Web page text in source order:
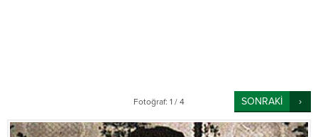
Fotoğraf: 1 / 4 SONRAKİ